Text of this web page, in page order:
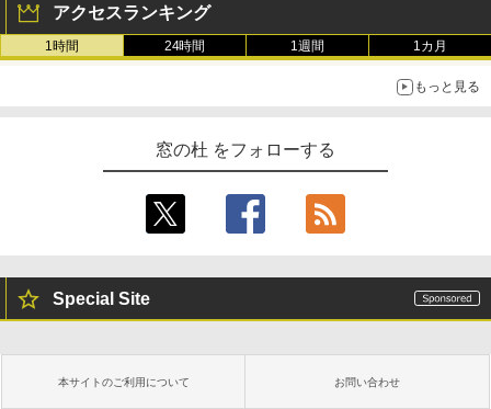
アクセスランキング
1時間 24時間 1週間 1カ月
もっと見る
窓の杜 をフォローする
Special Site
本サイトのご利用について お問い合わせ